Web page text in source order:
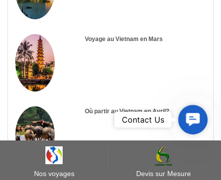
Voyage au Vietnam en Mars
Où partir au Vietnam en Avril?
Nos voyages Devis sur Mesure
Contact
Contact Us